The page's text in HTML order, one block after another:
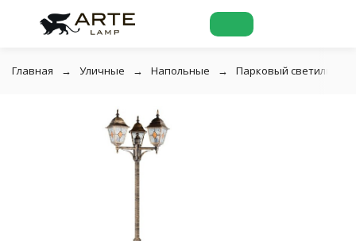
Главная Уличные Напольные Парковый светильник